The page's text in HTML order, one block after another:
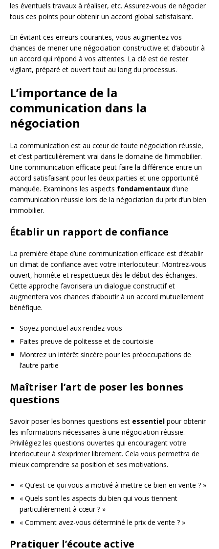
les éventuels travaux à réaliser, etc. Assurez-vous de négocier
tous ces points pour obtenir un accord global satisfaisant.
En évitant ces erreurs courantes, vous augmentez vos
chances de mener une négociation constructive et d’aboutir à
un accord qui répond à vos attentes. La clé est de rester
vigilant, préparé et ouvert tout au long du processus.
L’importance de la
communication dans la
négociation
La communication est au cœur de toute négociation réussie,
et c’est particulièrement vrai dans le domaine de l’immobilier.
Une communication efficace peut faire la différence entre un
accord satisfaisant pour les deux parties et une opportunité
manquée. Examinons les aspects fondamentaux d’une
communication réussie lors de la négociation du prix d’un bien
immobilier.
Établir un rapport de confiance
La première étape d’une communication efficace est d’établir
un climat de confiance avec votre interlocuteur. Montrez-vous
ouvert, honnête et respectueux dès le début des échanges.
Cette approche favorisera un dialogue constructif et
augmentera vos chances d’aboutir à un accord mutuellement
bénéfique.
Soyez ponctuel aux rendez-vous
Faites preuve de politesse et de courtoisie
Montrez un intérêt sincère pour les préoccupations de
l’autre partie
Maîtriser l’art de poser les bonnes
questions
Savoir poser les bonnes questions est essentiel pour obtenir
les informations nécessaires à une négociation réussie.
Privilégiez les questions ouvertes qui encouragent votre
interlocuteur à s’exprimer librement. Cela vous permettra de
mieux comprendre sa position et ses motivations.
« Qu’est-ce qui vous a motivé à mettre ce bien en vente ? »
« Quels sont les aspects du bien qui vous tiennent
particulièrement à cœur ? »
« Comment avez-vous déterminé le prix de vente ? »
Pratiquer l’écoute active